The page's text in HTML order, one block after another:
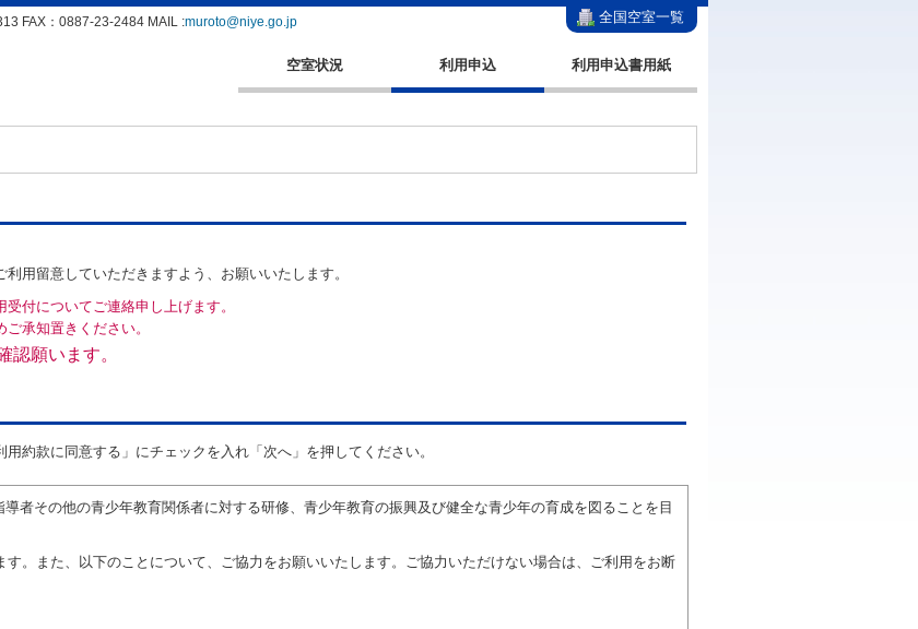
全国空室一覧
FAX：0887-23-2484 MAIL :muroto@niye.go.jp
空室状況 利用申込 利用申込書用紙
用留意していただきますよう、お願いいたします。
付についてご連絡申し上げます。
承知置きください。
認願います。
約款に同意する」にチェックを入れ「次へ」を押してください。
者その他の青少年教育関係者に対する研修、青少年教育の振興及び健全な青少年の育成を図ることを目
。また、以下のことについて、ご協力をお願いいたします。ご協力いただけない場合は、ご利用をお断